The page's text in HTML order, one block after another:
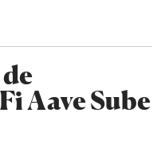
Aave Sube